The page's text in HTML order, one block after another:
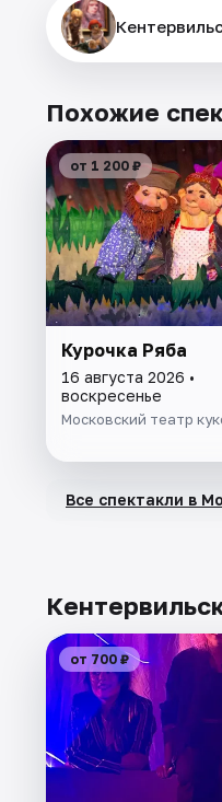
Похожие
от 1 200 ₽
Курочка Ряба
16 августа 2026 •
воскресенье
Московский театр
Все спектакли в
от 700 ₽